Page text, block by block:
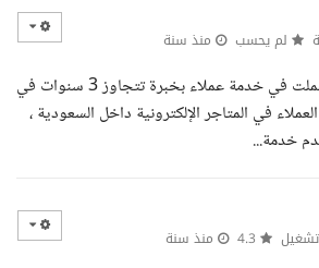
لم يحسب منذ سنة
مرحبا، معك مريم أحمد عملت في خدمة عملاء بخبرة تتجاوز 3 سنوات في
في المتاجر الإلكترونية داخل السعودية ،
خدمة...
منذ سنة